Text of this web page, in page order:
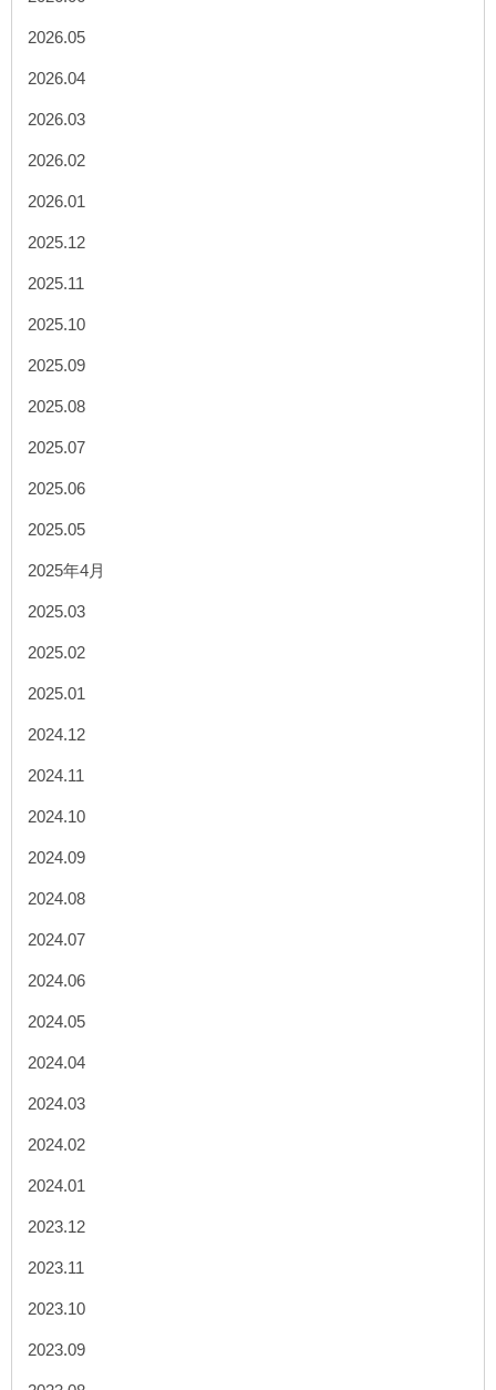
2026.05
2026.04
2026.03
2026.02
2026.01
2025.12
2025.11
2025.10
2025.09
2025.08
2025.07
2025.06
2025.05
2025年4月
2025.03
2025.02
2025.01
2024.12
2024.11
2024.10
2024.09
2024.08
2024.07
2024.06
2024.05
2024.04
2024.03
2024.02
2024.01
2023.12
2023.11
2023.10
2023.09